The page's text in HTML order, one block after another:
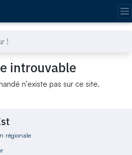
!
introuvable
n'existe pas sur ce site.
régionale